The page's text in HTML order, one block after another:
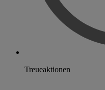
Treueaktionen